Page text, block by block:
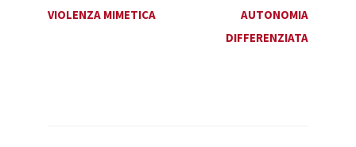
VIOLENZA MIMETICA
AUTONOMIA
DIFFERENZIATA